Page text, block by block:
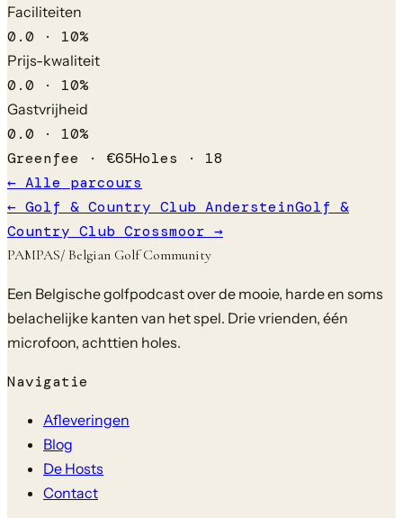
Faciliteiten
0.0 · 10%
Prijs-kwaliteit
0.0 · 10%
Gastvrijheid
0.0 · 10%
Greenfee · €65Holes · 18
← Alle parcours
← Golf & Country Club AndersteinGolf &
Country Club Crossmoor →
PAMPAS/ Belgian Golf Community
Een Belgische golfpodcast over de mooie, harde en soms
belachelijke kanten van het spel. Drie vrienden, één
microfoon, achttien holes.
Navigatie
Afleveringen
Blog
De Hosts
Contact